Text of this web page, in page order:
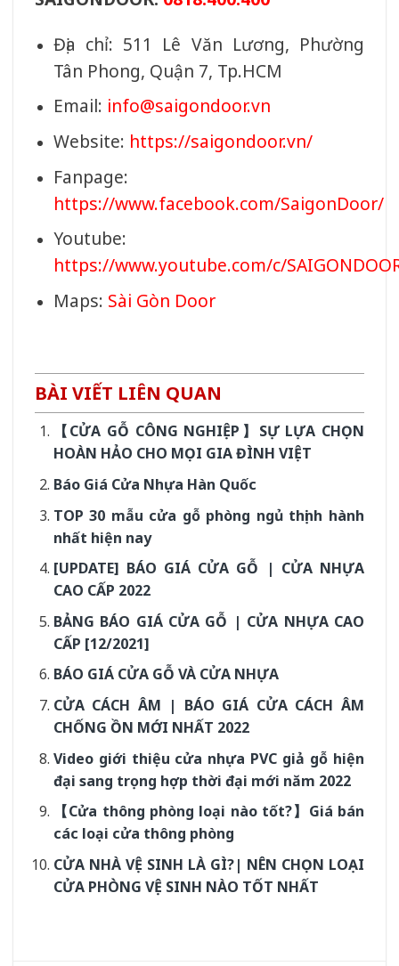
Địa chỉ: 511 Lê Văn Lương, Phường
Tân Phong, Quận 7, Tp.HCM
Email: info@saigondoor.vn
Website: https://saigondoor.vn/
Fanpage:
https://www.facebook.com/SaigonDoor/
Youtube:
https://www.youtube.com/c/
Maps: Sài Gòn Door
BÀI VIẾT LIÊN QUAN
【CỬA GỖ CÔNG NGHIỆP】SỰ LỰA CHỌN
HOÀN HẢO CHO MỌI GIA ĐÌNH VIỆT
Báo Giá Cửa Nhựa Hàn Quốc
TOP 30 mẫu cửa gỗ phòng ngủ thịnh hành
nhất hiện nay
[UPDATE] BÁO GIÁ CỬA GỖ | CỬA NHỰA
CAO CẤP 2022
BẢNG BÁO GIÁ CỬA GỖ | CỬA NHỰA CAO
CẤP [12/2021]
BÁO GIÁ CỬA GỖ VÀ CỬA NHỰA
CỬA CÁCH ÂM | BÁO GIÁ CỬA CÁCH ÂM
CHỐNG ỒN MỚI NHẤT 2022
Video giới thiệu cửa nhựa PVC giả gỗ hiện
đại sang trọng hợp thời đại mới năm 2022
【Cửa thông phòng loại nào tốt?】Giá bán
các loại cửa thông phòng
CỬA NHÀ VỆ SINH LÀ GÌ?| NÊN CHỌN LOẠI
CỬA PHÒNG VỆ SINH NÀO TỐT NHẤT